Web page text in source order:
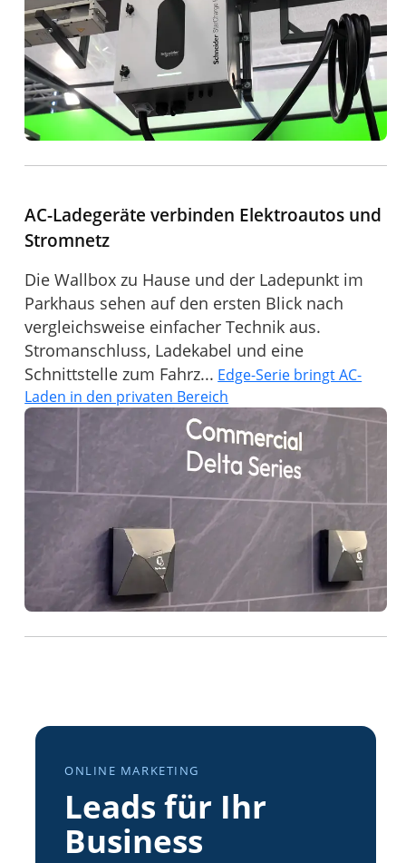
AC-Ladegeräte verbinden Elektroautos und
Stromnetz
Die Wallbox zu Hause und der Ladepunkt im
Parkhaus sehen auf den ersten Blick nach
vergleichsweise einfacher Technik aus.
Stromanschluss, Ladekabel und eine
Schnittstelle zum Fahrz... Edge-Serie bringt AC-
Laden in den privaten Bereich
ONLINE MARKETING
Leads für Ihr
Business